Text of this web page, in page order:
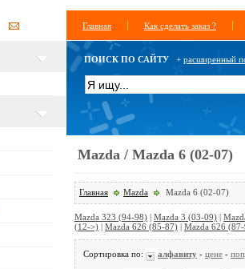
Главная Как сделать заказ ?
ПОИСК ПО САЙТУ + расширенный
Mazda / Mazda 6 (02-07)
Главная Mazda Mazda 6 (02-07)
Mazda 323 (94-98) | Mazda 3 (03-09) |
(12->) | Mazda 626 (85-87) | Mazda 626
Сортировка по: алфавиту - цене -